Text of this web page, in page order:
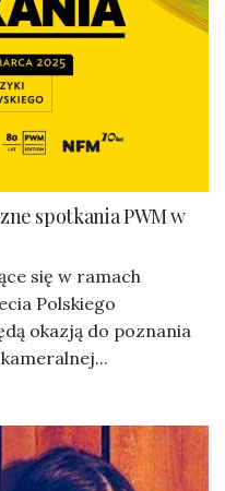
spotkania PWM w
się w ramach
Polskiego
okazją do poznania